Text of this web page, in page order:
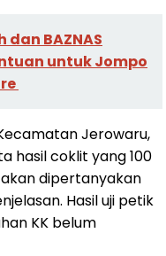
dan BAZNAS
untuk Jompo
Jerowaru,
hasil coklit yang 100
dipertanyakan
Hasil uji petik
KK belum